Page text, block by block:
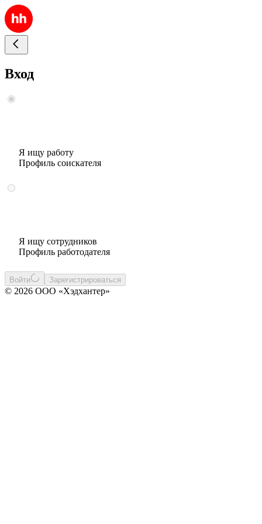
Вход
Я ищу работу
Профиль соискателя
Я ищу сотрудников
Профиль работодателя
Войти Зарегистрироваться
© 2026 ООО «Хэдхантер»